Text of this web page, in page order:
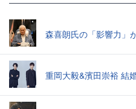
森喜朗氏の「影響力」
重岡大毅&濱田崇裕 結